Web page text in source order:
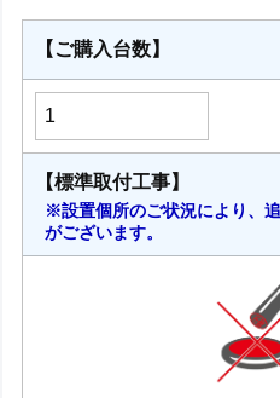
【ご購入台数】
【標準取付工事】
※設置個所のご状況により、
がございます。